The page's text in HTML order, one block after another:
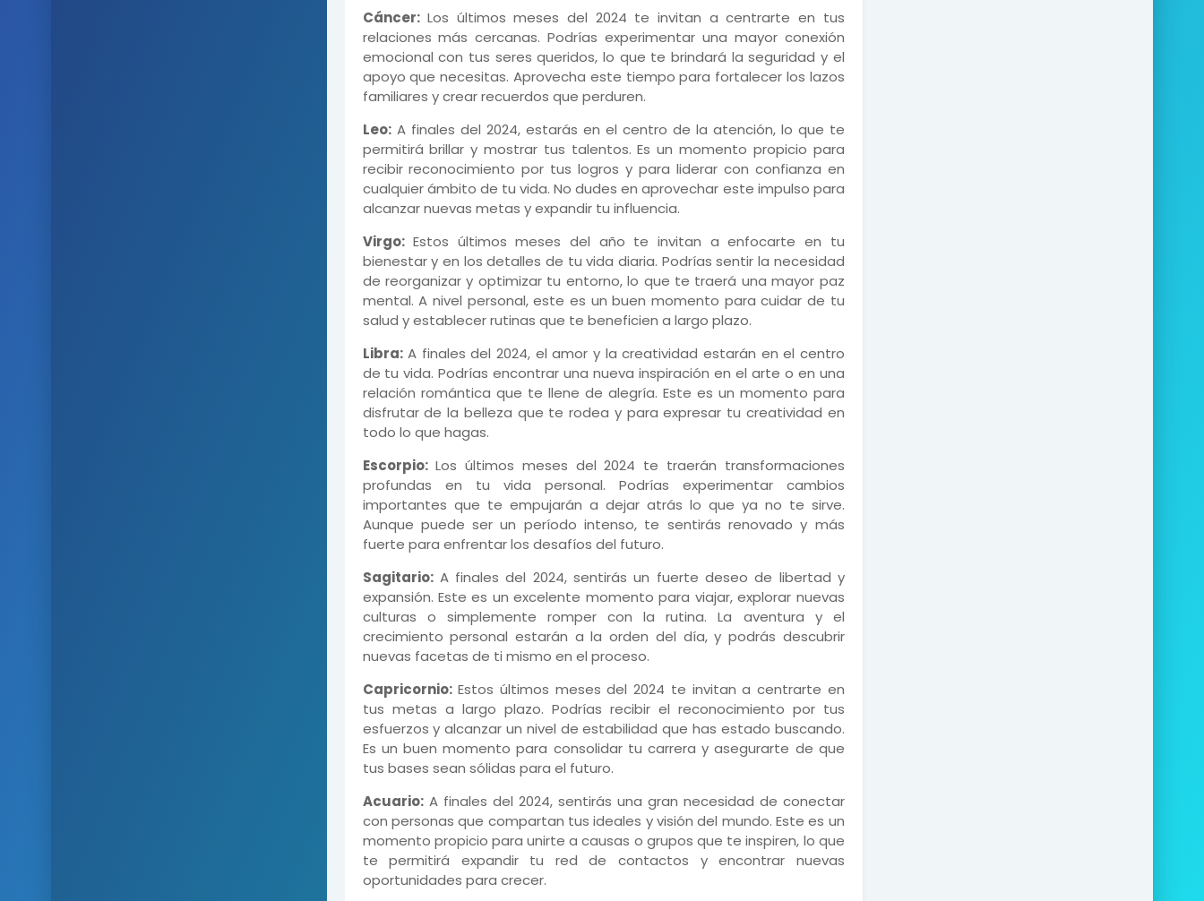
Cáncer:Los últimos meses del 2024 te invitan a centrarte en tus
relaciones más cercanas. Podrías experimentar una mayor conexión
emocional con tus seres queridos, lo que te brindará la seguridad y el
apoyo que necesitas. Aprovecha este tiempo para fortalecer los lazos
familiares y crear recuerdos que perduren.
Leo:A finales del 2024, estarás en el centro de la atención, lo que te
permitirá brillar y mostrar tus talentos. Es un momento propicio para
recibir reconocimiento por tus logros y para liderar con confianza en
cualquier ámbito de tu vida. No dudes en aprovechar este impulso para
alcanzar nuevas metas y expandir tu influencia.
Virgo:Estos últimos meses del año te invitan a enfocarte en tu
bienestar y en los detalles de tu vida diaria. Podrías sentir la necesidad
de reorganizar y optimizar tu entorno, lo que te traerá una mayor paz
mental. A nivel personal, este es un buen momento para cuidar de tu
salud y establecer rutinas que te beneficien a largo plazo.
Libra:A finales del 2024, el amor y la creatividad estarán en el centro
de tu vida. Podrías encontrar una nueva inspiración en el arte o en una
relación romántica que te llene de alegría. Este es un momento para
disfrutar de la belleza que te rodea y para expresar tu creatividad en
todo lo que hagas.
Escorpio:Los últimos meses del 2024 te traerán transformaciones
profundas en tu vida personal. Podrías experimentar cambios
importantes que te empujarán a dejar atrás lo que ya no te sirve.
Aunque puede ser un período intenso, te sentirás renovado y más
fuerte para enfrentar los desafíos del futuro.
Sagitario:A finales del 2024, sentirás un fuerte deseo de libertad y
expansión. Este es un excelente momento para viajar, explorar nuevas
culturas o simplemente romper con la rutina. La aventura y el
crecimiento personal estarán a la orden del día, y podrás descubrir
nuevas facetas de ti mismo en el proceso.
Capricornio:Estos últimos meses del 2024 te invitan a centrarte en
tus metas a largo plazo. Podrías recibir el reconocimiento por tus
esfuerzos y alcanzar un nivel de estabilidad que has estado buscando.
Es un buen momento para consolidar tu carrera y asegurarte de que
tus bases sean sólidas para el futuro.
Acuario:A finales del 2024, sentirás una gran necesidad de conectar
con personas que compartan tus ideales y visión del mundo. Este es un
momento propicio para unirte a causas o grupos que te inspiren, lo que
te permitirá expandir tu red de contactos y encontrar nuevas
oportunidades para crecer.